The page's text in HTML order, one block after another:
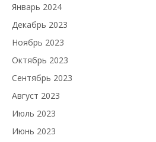
Январь 2024
Декабрь 2023
Ноябрь 2023
Октябрь 2023
Сентябрь 2023
Август 2023
Июль 2023
Июнь 2023